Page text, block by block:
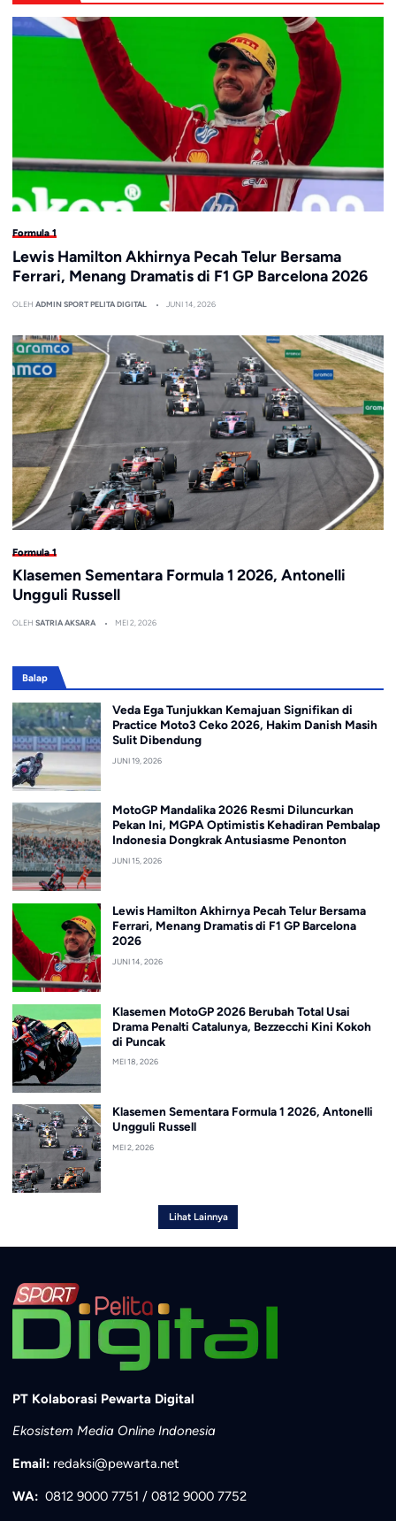
Formula 1
Lewis Hamilton Akhirnya Pecah Telur Bersama
Ferrari, Menang Dramatis di F1 GP Barcelona 2026
OLEH ADMIN SPORT PELITA DIGITAL JUNI 14, 2026
Formula 1
Klasemen Sementara Formula 1 2026, Antonelli
Ungguli Russell
OLEH SATRIA AKSARA MEI 2, 2026
Balap
Veda Ega Tunjukkan Kemajuan Signifikan di
Practice Moto3 Ceko 2026, Hakim Danish Masih
Sulit Dibendung
JUNI 19, 2026
MotoGP Mandalika 2026 Resmi Diluncurkan
Pekan Ini, MGPA Optimistis Kehadiran Pembalap
Indonesia Dongkrak Antusiasme Penonton
JUNI 15, 2026
Lewis Hamilton Akhirnya Pecah Telur Bersama
Ferrari, Menang Dramatis di F1 GP Barcelona
2026
JUNI 14, 2026
Klasemen MotoGP 2026 Berubah Total Usai
Drama Penalti Catalunya, Bezzecchi Kini Kokoh
di Puncak
MEI 18, 2026
Klasemen Sementara Formula 1 2026, Antonelli
Ungguli Russell
MEI 2, 2026
Lihat Lainnya
PT Kolaborasi Pewarta Digital
Ekosistem Media Online Indonesia
Email: redaksi@pewarta.net
WA: 0812 9000 7751 / 0812 9000 7752